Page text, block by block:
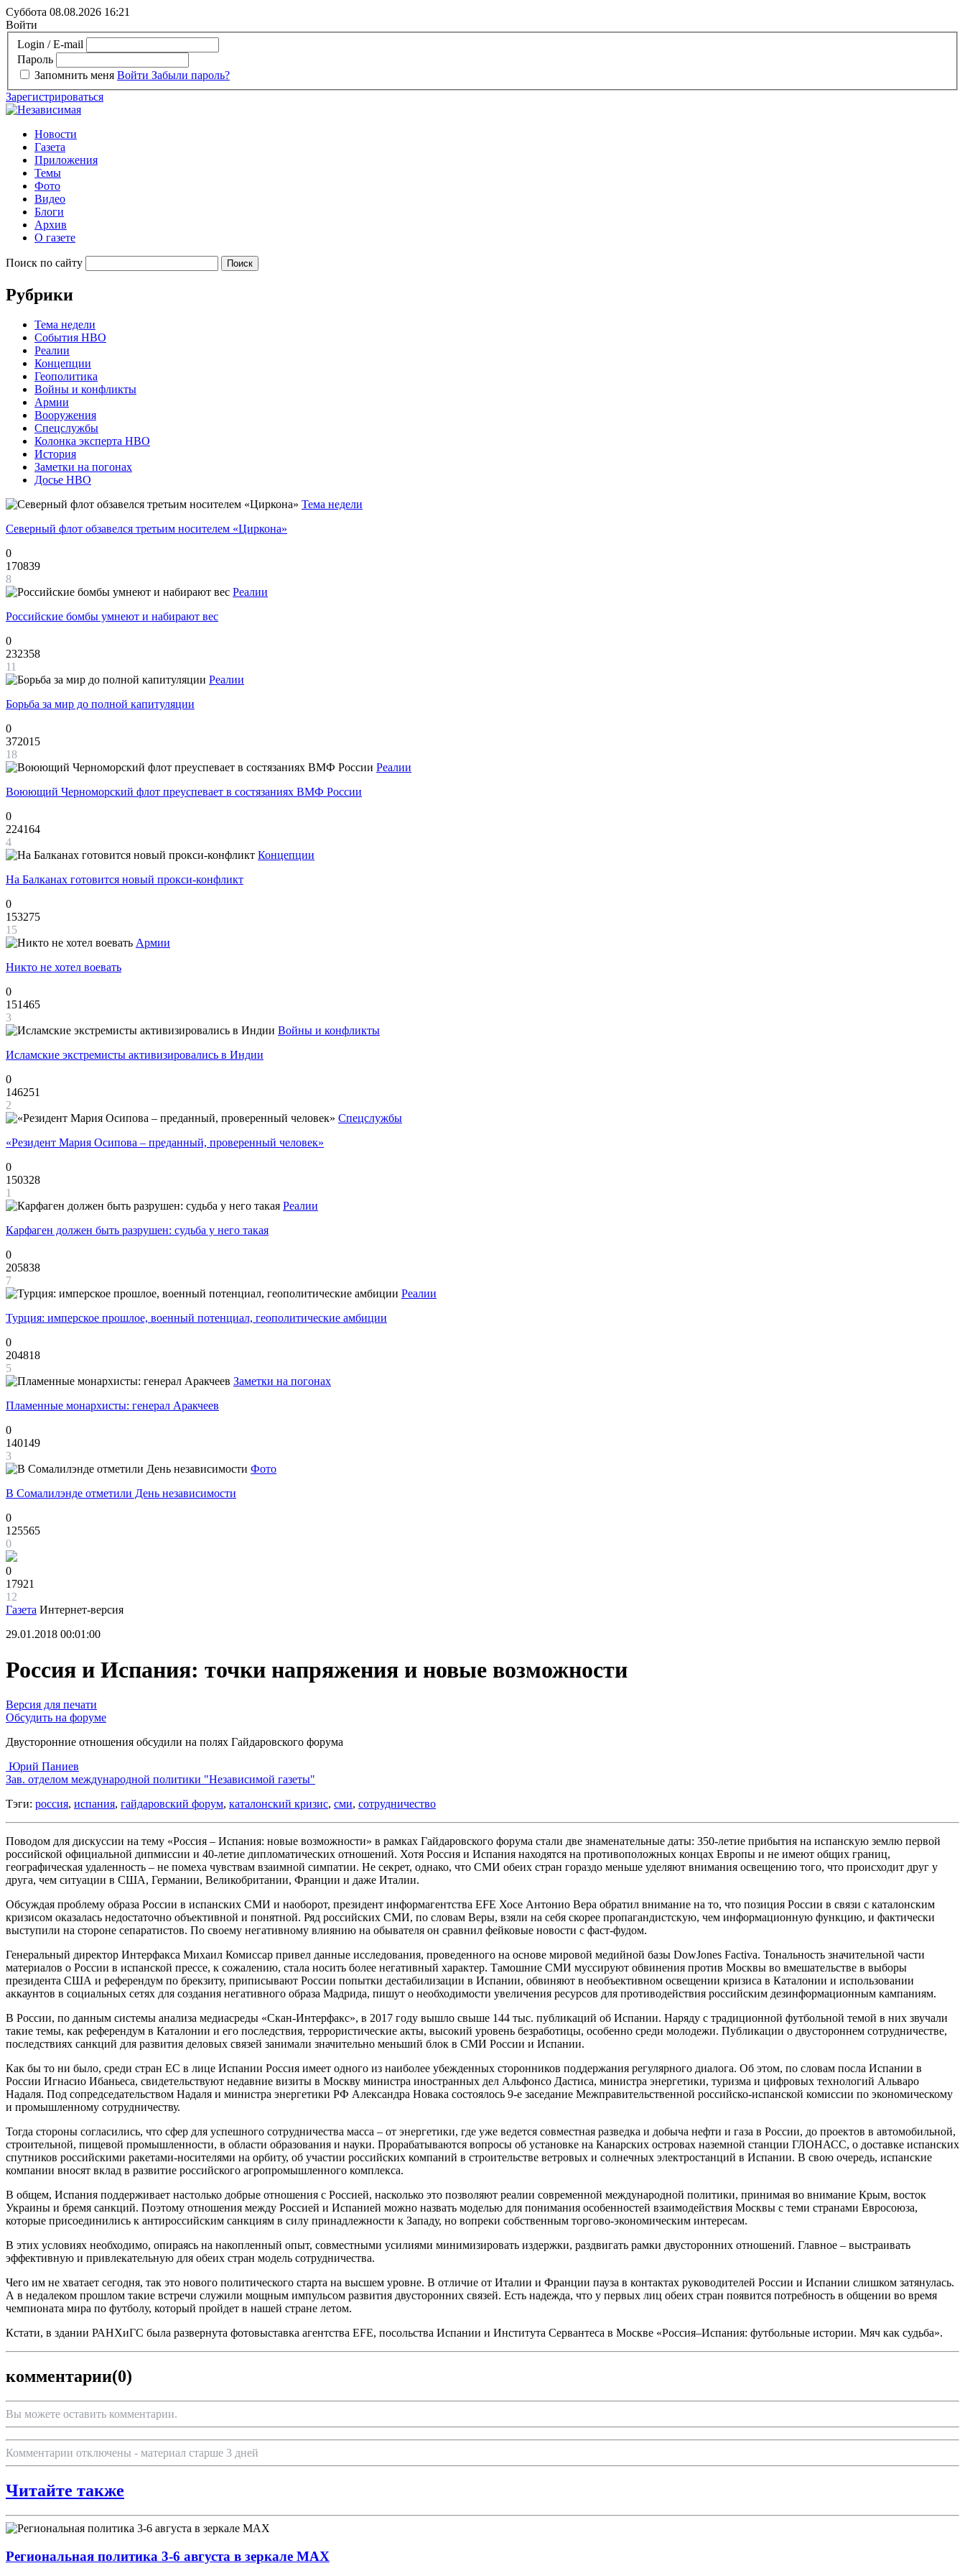
Суббота 08.08.2026 16:21
Войти
Login / E-mail
Пароль
Запомнить меня Войти Забыли пароль?
Зарегистрироваться
Новости
Газета
Приложения
Темы
Фото
Видео
Блоги
Архив
О газете
Поиск по сайту
Рубрики
Тема недели
События НВО
Реалии
Концепции
Геополитика
Войны и конфликты
Армии
Вооружения
Спецслужбы
Колонка эксперта НВО
История
Заметки на погонах
Досье НВО
Тема недели
Северный флот обзавелся третьим носителем «Циркона»
0
170839
8
Реалии
Российские бомбы умнеют и набирают вес
0
232358
11
Реалии
Борьба за мир до полной капитуляции
0
372015
18
Реалии
Воюющий Черноморский флот преуспевает в состязаниях ВМФ России
0
224164
4
Концепции
На Балканах готовится новый прокси-конфликт
0
153275
15
Армии
Никто не хотел воевать
0
151465
3
Войны и конфликты
Исламские экстремисты активизировались в Индии
0
146251
2
Спецслужбы
«Резидент Мария Осипова – преданный, проверенный человек»
0
150328
1
Реалии
Карфаген должен быть разрушен: судьба у него такая
0
205838
7
Реалии
Турция: имперское прошлое, военный потенциал, геополитические амбиции
0
204818
5
Заметки на погонах
Пламенные монархисты: генерал Аракчеев
0
140149
3
Фото
В Сомалилэнде отметили День независимости
0
125565
0
0
17921
12
Газета Интернет-версия
29.01.2018 00:01:00
Россия и Испания: точки напряжения и новые возможности
Версия для печати
Обсудить на форуме
Двусторонние отношения обсудили на полях Гайдаровского форума
Юрий Паниев
Зав. отделом международной политики "Независимой газеты"
Тэги: россия, испания, гайдаровский форум, каталонский кризис, сми, сотрудничество
Поводом для дискуссии на тему «Россия – Испания: новые возможности» в рамках Гайдаровского форума стали две знаменательные даты: 350-летие прибытия на испанскую землю первой
российской официальной дипмиссии и 40-летие дипломатических отношений. Хотя Россия и Испания находятся на противоположных концах Европы и не имеют общих границ,
географическая удаленность – не помеха чувствам взаимной симпатии. Не секрет, однако, что СМИ обеих стран гораздо меньше уделяют внимания освещению того, что происходит друг у
друга, чем ситуации в США, Германии, Великобритании, Франции и даже Италии.
Обсуждая проблему образа России в испанских СМИ и наоборот, президент информагентства EFE Хосе Антонио Вера обратил внимание на то, что позиция России в связи с каталонским
кризисом оказалась недостаточно объективной и понятной. Ряд российских СМИ, по словам Веры, взяли на себя скорее пропагандистскую, чем информационную функцию, и фактически
выступили на стороне сепаратистов. По своему негативному влиянию на обывателя он сравнил фейковые новости с фаст-фудом.
Генеральный директор Интерфакса Михаил Комиссар привел данные исследования, проведенного на основе мировой медийной базы DowJones Factiva. Тональность значительной части
материалов о России в испанской прессе, к сожалению, стала носить более негативный характер. Тамошние СМИ муссируют обвинения против Москвы во вмешательстве в выборы
президента США и референдум по брекзиту, приписывают России попытки дестабилизации в Испании, обвиняют в необъективном освещении кризиса в Каталонии и использовании
аккаунтов в социальных сетях для создания негативного образа Мадрида, пишут о необходимости увеличения ресурсов для противодействия российским дезинформационным кампаниям.
В России, по данным системы анализа медиасреды «Скан-Интерфакс», в 2017 году вышло свыше 144 тыс. публикаций об Испании. Наряду с традиционной футбольной темой в них звучали
такие темы, как референдум в Каталонии и его последствия, террористические акты, высокий уровень безработицы, особенно среди молодежи. Публикации о двустороннем сотрудничестве,
последствиях санкций для развития деловых связей занимали значительно меньший блок в СМИ России и Испании.
Как бы то ни было, среди стран ЕС в лице Испании Россия имеет одного из наиболее убежденных сторонников поддержания регулярного диалога. Об этом, по словам посла Испании в
России Игнасио Ибаньеса, свидетельствуют недавние визиты в Москву министра иностранных дел Альфонсо Дастиса, министра энергетики, туризма и цифровых технологий Альваро
Надаля. Под сопредседательством Надаля и министра энергетики РФ Александра Новака состоялось 9-е заседание Межправительственной российско-испанской комиссии по экономическому
и промышленному сотрудничеству.
Тогда стороны согласились, что сфер для успешного сотрудничества масса – от энергетики, где уже ведется совместная разведка и добыча нефти и газа в России, до проектов в автомобильной,
строительной, пищевой промышленности, в области образования и науки. Прорабатываются вопросы об установке на Канарских островах наземной станции ГЛОНАСС, о доставке испанских
спутников российскими ракетами-носителями на орбиту, об участии российских компаний в строительстве ветровых и солнечных электростанций в Испании. В свою очередь, испанские
компании вносят вклад в развитие российского агропромышленного комплекса.
В общем, Испания поддерживает настолько добрые отношения с Россией, насколько это позволяют реалии современной международной политики, принимая во внимание Крым, восток
Украины и бремя санкций. Поэтому отношения между Россией и Испанией можно назвать моделью для понимания особенностей взаимодействия Москвы с теми странами Евросоюза,
которые присоединились к антироссийским санкциям в силу принадлежности к Западу, но вопреки собственным торгово-экономическим интересам.
В этих условиях необходимо, опираясь на накопленный опыт, совместными усилиями минимизировать издержки, раздвигать рамки двусторонних отношений. Главное – выстраивать
эффективную и привлекательную для обеих стран модель сотрудничества.
Чего им не хватает сегодня, так это нового политического старта на высшем уровне. В отличие от Италии и Франции пауза в контактах руководителей России и Испании слишком затянулась.
А в недалеком прошлом такие встречи служили мощным импульсом развития двусторонних связей. Есть надежда, что у первых лиц обеих стран появится потребность в общении во время
чемпионата мира по футболу, который пройдет в нашей стране летом.
Кстати, в здании РАНХиГС была развернута фотовыставка агентства EFE, посольства Испании и Института Сервантеса в Москве «Россия–Испания: футбольные истории. Мяч как судьба».
комментарии(0)
Вы можете оставить комментарии.
Комментарии отключены - материал старше 3 дней
Читайте также
Региональная политика 3-6 августа в зеркале MAX